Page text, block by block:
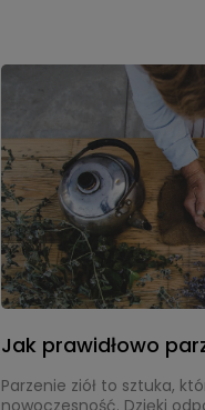
Jak prawidłowo
Parzenie ziół to sztuka,
nowoczesność. Dzięki